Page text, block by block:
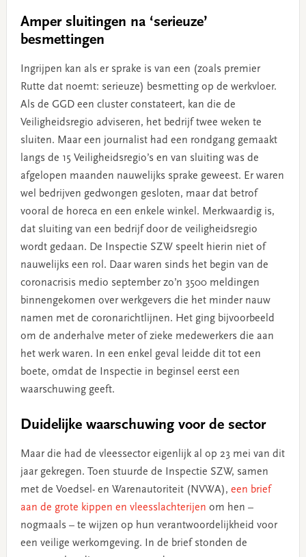
Amper sluitingen na ‘serieuze’
besmettingen
Ingrijpen kan als er sprake is van een (zoals premier
Rutte dat noemt: serieuze) besmetting op de werkvloer.
Als de GGD een cluster constateert, kan die de
Veiligheidsregio adviseren, het bedrijf twee weken te
sluiten. Maar een journalist had een rondgang gemaakt
langs de 15 Veiligheidsregio’s en van sluiting was de
afgelopen maanden nauwelijks sprake geweest. Er waren
wel bedrijven gedwongen gesloten, maar dat betrof
vooral de horeca en een enkele winkel. Merkwaardig is,
dat sluiting van een bedrijf door de veiligheidsregio
wordt gedaan. De Inspectie SZW speelt hierin niet of
nauwelijks een rol. Daar waren sinds het begin van de
coronacrisis medio september zo’n 3500 meldingen
binnengekomen over werkgevers die het minder nauw
namen met de coronarichtlijnen. Het ging bijvoorbeeld
om de anderhalve meter of zieke medewerkers die aan
het werk waren. In een enkel geval leidde dit tot een
boete, omdat de Inspectie in beginsel eerst een
waarschuwing geeft.
Duidelijke waarschuwing voor de sector
Maar die had de vleessector eigenlijk al op 23 mei van dit
jaar gekregen. Toen stuurde de Inspectie SZW, samen
met de Voedsel- en Warenautoriteit (NVWA), een brief
aan de grote kippen en vleesslachterijen om hen –
nogmaals – te wijzen op hun verantwoordelijkheid voor
een veilige werkomgeving. In de brief stonden de